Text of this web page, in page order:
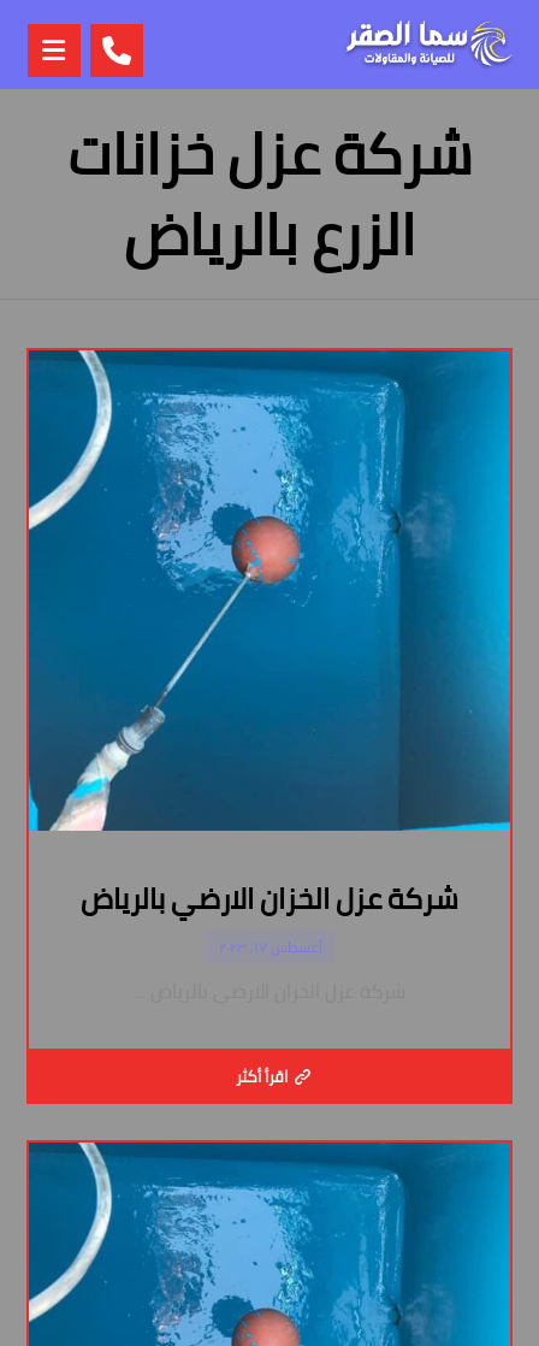
شركة عزل خزانات
الزرع بالرياض
شركة عزل الخزان الارضي بالرياض
أغسطس ١٧, ٢٠٢٣
اقرأ أكثر